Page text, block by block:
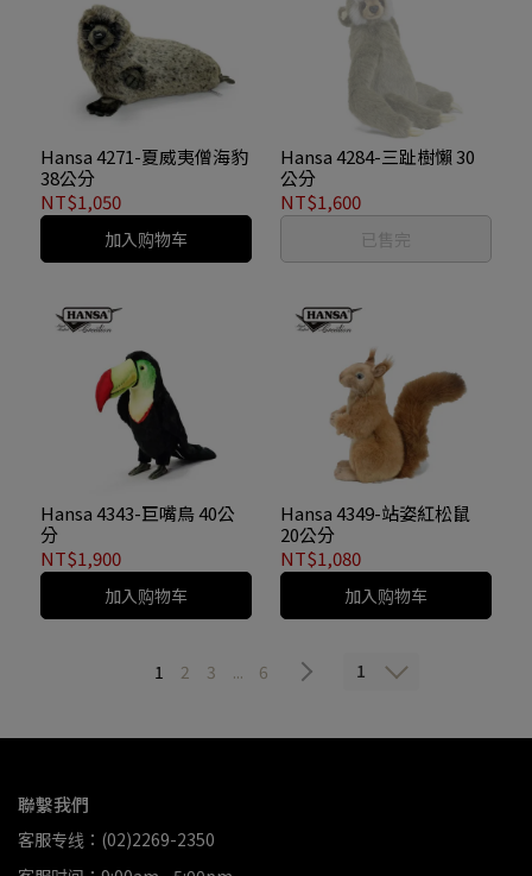
Hansa 4271-夏威夷僧海豹
38公分
NT$1,050
加入购物车
Hansa 4284-三趾樹懶 30
公分
NT$1,600
已售完
Hansa 4343-巨嘴鳥 40公
分
NT$1,900
加入购物车
Hansa 4349-站姿紅松鼠
20公分
NT$1,080
加入购物车
1 2 3 ... 6 1
聯繫我們
客服专线：(02)2269-2350